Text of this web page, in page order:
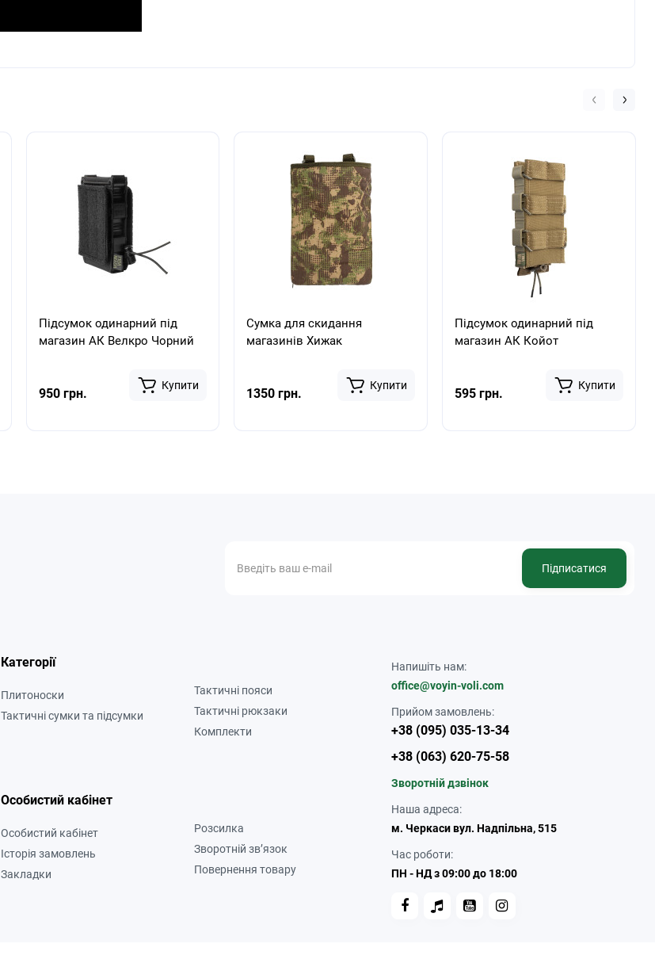
Підсумок одинарний під
магазин АК Велкро Чорний
950 грн.
Купити
Сумка для скидання
магазинів Хижак
1350 грн.
Купити
Підсумок одинарний під
магазин АК Койот
595 грн.
Купити
Підписатися
Категорії
Плитоноски
Тактичні сумки та підсумки
Тактичні пояси
Тактичні рюкзаки
Комплекти
Особистий кабінет
Особистий кабінет
Історія замовлень
Закладки
Розсилка
Зворотній зв’язок
Повернення товару
Напишіть нам:
office@voyin-voli.com
Прийом замовлень:
+38 (095) 035-13-34
+38 (063) 620-75-58
Зворотній дзвінок
Наша адреса:
м. Черкаси вул. Надпільна, 515
Час роботи:
ПН - НД з 09:00 до 18:00